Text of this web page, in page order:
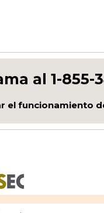
al 1-855-
el funcionamiento